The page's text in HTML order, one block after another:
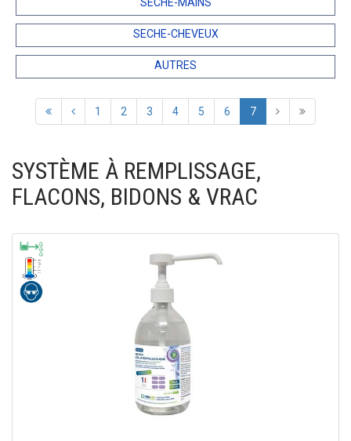
SECHE-CHEVEUX
AUTRES
1 2 3 4 5 6 7
SYSTÈME À REMPLISSAGE,
FLACONS, BIDONS & VRAC